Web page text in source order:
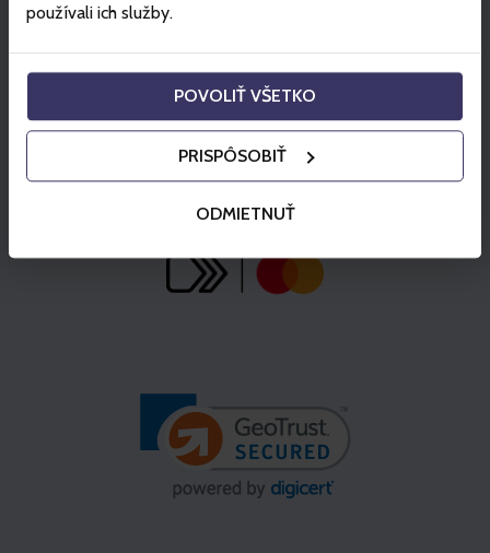
používali ich služby.
POVOLIŤ VŠETKO
PRISPÔSOBIŤ
ODMIETNUŤ